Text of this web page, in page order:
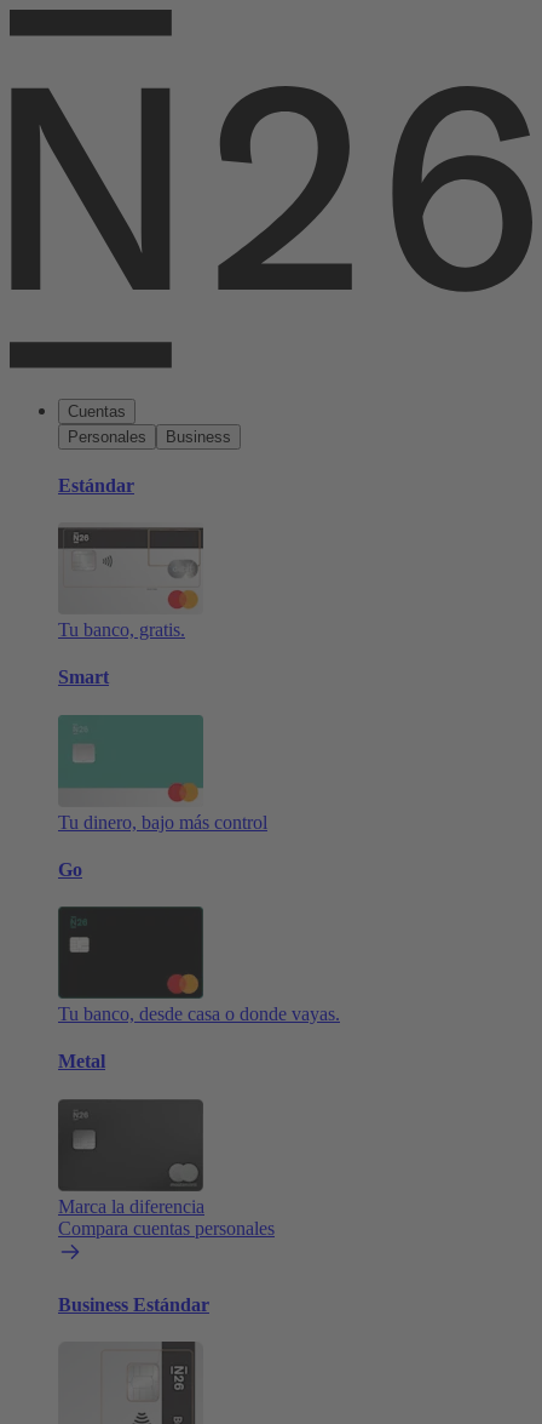
Cuentas
Personales
Business
Estándar
Tu banco, gratis.
Smart
Tu dinero, bajo más control
Go
Tu banco, desde casa o donde vayas.
Metal
Marca la diferencia
Compara cuentas personales
Business Estándar